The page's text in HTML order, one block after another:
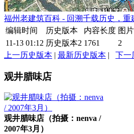
福州老建筑百科 - 回溯千载历史，重
编辑时间
历史版本 内容长度 图
11-13 01:12 历史版本2 1761 2
上一历史版本 | 最新历史版本 | 下一
观井腊味店
观井腊味店（拍摄：nenva /
2007年3月）